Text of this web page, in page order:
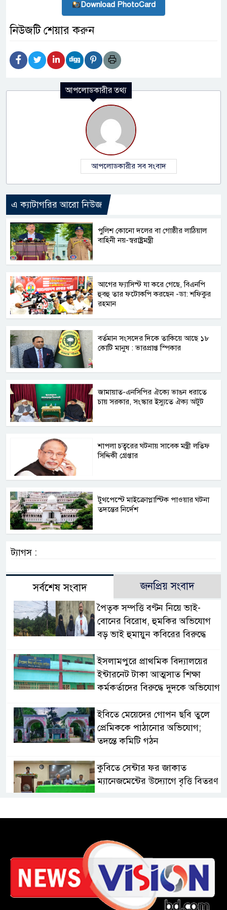
Download PhotoCard
নিউজটি শেয়ার করুন
আপলোডকারীর তথ্য
আপলোডকারীর সব সংবাদ
এ ক্যাটাগরির আরো নিউজ
পুলিশ কোনো দলের বা গোষ্ঠীর লাঠিয়াল
বাহিনী নয়-স্বরাষ্ট্রমন্ত্রী
আগের ফ্যাসিস্ট যা করে গেছে, বিএনপি
হুবহু তার ফটোকপি করছেন -ডা: শফিকুর
রহমান
বর্তমান সংসদের দিকে তাকিয়ে আছে ১৮
কোটি মানুষ : ভারপ্রাপ্ত স্পিকার
জামায়াত-এনসিপির ঐক্যে ভাঙন ধরাতে
চায় সরকার, সংস্কার ইস্যুতে ঐক্য অটুট
শাপলা চত্বরের ঘটনায় সাবেক মন্ত্রী লতিফ
সিদ্দিকী গ্রেপ্তার
টুথপেস্টে মাইক্রোপ্লাস্টিক পাওয়ার ঘটনা
তদন্তের নির্দেশ
ট্যাগস :
সর্বশেষ সংবাদ জনপ্রিয় সংবাদ
পৈতৃক সম্পত্তি বণ্টন নিয়ে ভাই-
বোনের বিরোধ, হুমকির অভিযোগ
বড় ভাই হুমায়ুন কবিরের বিরুদ্ধে
​ইসলামপুরে প্রাথমিক বিদ্যালয়ের
ইন্টারনেট টাকা আত্মসাত শিক্ষা
কর্মকর্তাদের বিরুদ্ধে দুদকে অভিযোগ
ইবিতে মেয়েদের গোপন ছবি তুলে
প্রেমিককে পাঠানোর অভিযোগ;
তদন্তে কমিটি গঠন
কুবিতে সেন্টার ফর জাকাত
ম্যানেজমেন্টের উদ্যোগে বৃত্তি বিতরণ
চকরিয়ায় ফাঁসিয়াখালী সরকারি
প্রাথমিক বিদ্যালয়ের ম্যানেজিং
কমিটির সভাপতি নির্বাচিত মো.
আবদুল আলিম